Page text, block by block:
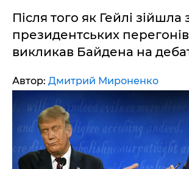
Після того як Гейлі зійшла
президентських
викликав Байдена на
Автор: Дмитрий Мироненко